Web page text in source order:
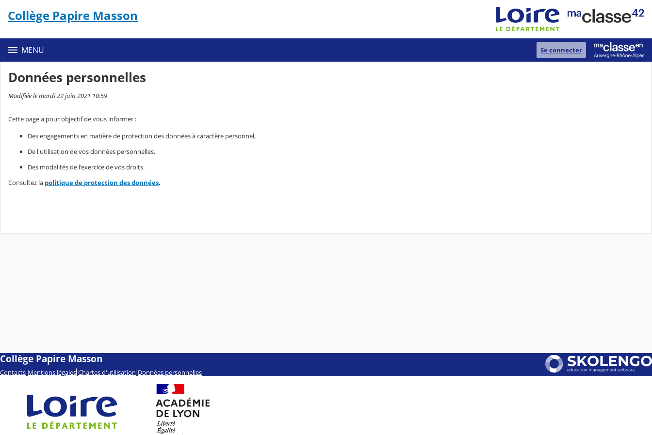
Contenu
Collège Papire Masson
MENU Se connecter
Données personnelles
Modifiée le mardi 22 juin 2021 10:59
Cette page a pour objectif de vous informer :
Des engagements en matière de protection des données à caractère personnel,
De l'utilisation de vos données personnelles,
Des modalités de l'exercice de vos droits.
Consultez la politique de protection des données.
Collège Papire Masson
Contacts Mentions légales Chartes d'utilisation Données personnelles